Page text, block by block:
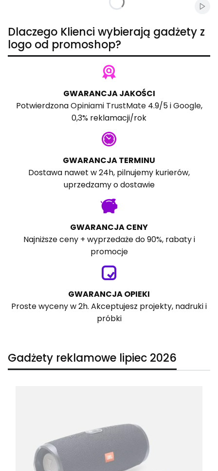
Dlaczego Klienci wybierają gadżety z
logo od promoshop?
GWARANCJA JAKOŚCI
PotwierdzonaOpiniami TrustMate4.9/5 iGoogle,
0,3% reklamacji/rok
GWARANCJA TERMINU
Dostawa nawet w 24h, pilnujemy kurierów,
uprzedzamy o dostawie
GWARANCJA CENY
Najniższe ceny + wyprzedaże do 90%, rabaty i
promocje
GWARANCJA OPIEKI
Proste wyceny w 2h. Akceptujesz projekty, nadruki i
próbki
Gadżety reklamowe lipiec 2026